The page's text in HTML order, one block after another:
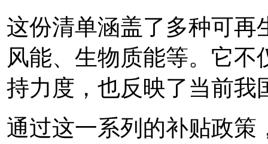
这份清单涵盖了多种可再
风能、生物质能等。它
持力度，也反映了当前我
通过这一系列的补贴政